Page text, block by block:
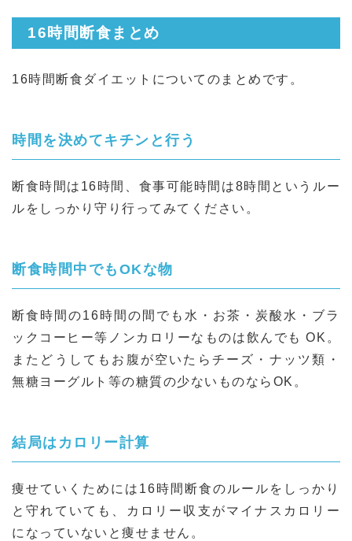
16時間断食まとめ
16時間断食ダイエットについてのまとめです。
時間を決めてキチンと行う
断食時間は16時間、食事可能時間は8時間というルー
ルをしっかり守り行ってみてください。
断食時間中でもOKな物
断食時間の16時間の間でも水・お茶・炭酸水・ブラ
ックコーヒー等ノンカロリーなものは飲んでも OK。
またどうしてもお腹が空いたらチーズ・ナッツ類・
無糖ヨーグルト等の糖質の少ないものならOK。
結局はカロリー計算
痩せていくためには16時間断食のルールをしっかり
と守れていても、カロリー収支がマイナスカロリー
になっていないと痩せません。